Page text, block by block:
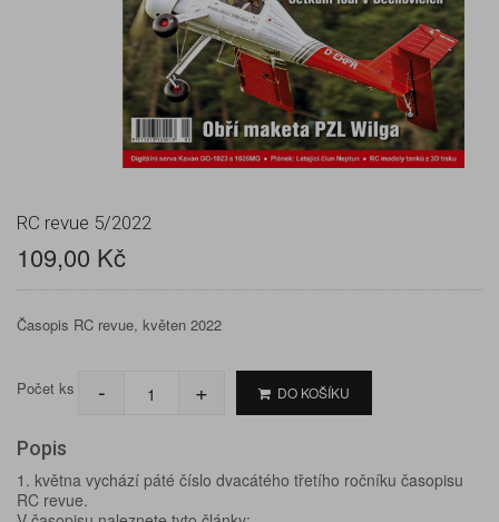
RC revue 5/2022
109,00 Kč
Časopis RC revue, květen 2022
Počet ks - + DO KOŠÍKU
Popis
1. května vychází páté číslo dvacátého třetího ročníku časopisu
RC revue.